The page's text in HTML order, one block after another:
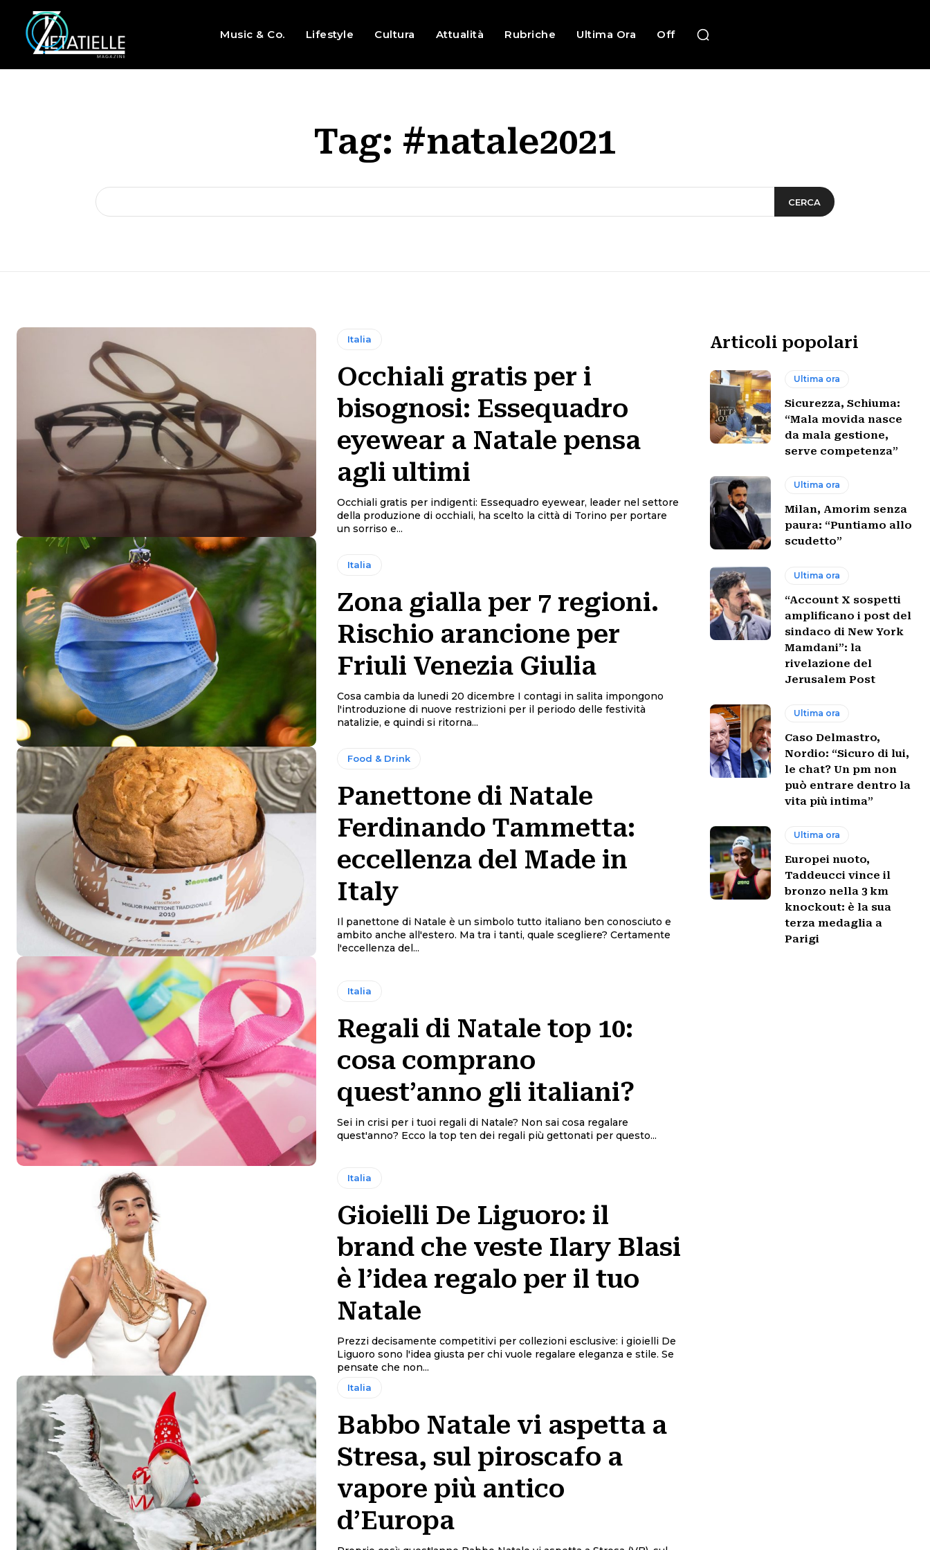
Music & Co. Lifestyle Cultura Attualità Rubriche Ultima Ora Off
Tag: #natale2021
CERCA
Italia
Occhiali gratis per i
bisognosi: Essequadro
eyewear a Natale pensa
agli ultimi
Occhiali gratis per indigenti: Essequadro eyewear, leader nel settore
della produzione di occhiali, ha scelto la città di Torino per portare
un sorriso e...
Italia
Zona gialla per 7 regioni.
Rischio arancione per
Friuli Venezia Giulia
Cosa cambia da lunedi 20 dicembre I contagi in salita impongono
l'introduzione di nuove restrizioni per il periodo delle festività
natalizie, e quindi si ritorna...
Food & Drink
Panettone di Natale
Ferdinando Tammetta:
eccellenza del Made in
Italy
Il panettone di Natale è un simbolo tutto italiano ben conosciuto e
ambito anche all'estero. Ma tra i tanti, quale scegliere? Certamente
l'eccellenza del...
Italia
Regali di Natale top 10:
cosa comprano
quest’anno gli italiani?
Sei in crisi per i tuoi regali di Natale? Non sai cosa regalare
quest'anno? Ecco la top ten dei regali più gettonati per questo...
Italia
Gioielli De Liguoro: il
brand che veste Ilary Blasi
è l’idea regalo per il tuo
Natale
Prezzi decisamente competitivi per collezioni esclusive: i gioielli De
Liguoro sono l'idea giusta per chi vuole regalare eleganza e stile. Se
pensate che non...
Italia
Babbo Natale vi aspetta a
Stresa, sul piroscafo a
vapore più antico
d’Europa
Articoli popolari
Ultima ora
Sicurezza, Schiuma:
“Mala movida nasce
da mala gestione,
serve competenza”
Ultima ora
Milan, Amorim senza
paura: “Puntiamo allo
scudetto”
Ultima ora
“Account X sospetti
amplificano i post del
sindaco di New York
Mamdani”: la
rivelazione del
Jerusalem Post
Ultima ora
Caso Delmastro,
Nordio: “Sicuro di lui,
le chat? Un pm non
può entrare dentro la
vita più intima”
Ultima ora
Europei nuoto,
Taddeucci vince il
bronzo nella 3 km
knockout: è la sua
terza medaglia a
Parigi